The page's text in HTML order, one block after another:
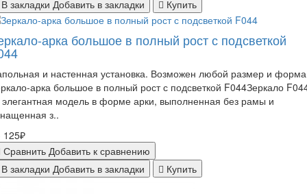
закладки Добавить в закладки Купить
арка большое в полный рост с подсветкой
и настенная установка. Возможен любой размер и
арка большое в полный рост с подсветкой F044Зеркало
модель в форме арки, выполненная без рамы и
з..
125₽
Сравнить Добавить к сравнению
закладки Добавить в закладки Купить